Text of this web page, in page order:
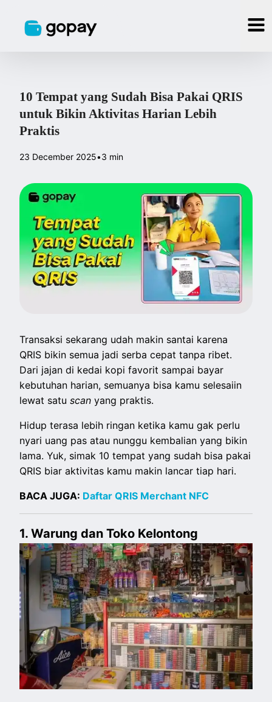
10 Tempat yang Sudah Bisa Pakai QRIS
untuk Bikin Aktivitas Harian Lebih
Praktis
23 December 2025•3 min
Transaksi sekarang udah makin santai karena
QRIS bikin semua jadi serba cepat tanpa ribet.
Dari jajan di kedai kopi favorit sampai bayar
kebutuhan harian, semuanya bisa kamu selesaiin
lewat satuscanyang praktis.
Hidup terasa lebih ringan ketika kamu gak perlu
nyari uang pas atau nunggu kembalian yang bikin
lama. Yuk, simak 10 tempat yang sudah bisa pakai
QRIS biar aktivitas kamu makin lancar tiap hari.
BACA JUGA: Daftar QRIS Merchant NFC
1. Warung dan Toko Kelontong